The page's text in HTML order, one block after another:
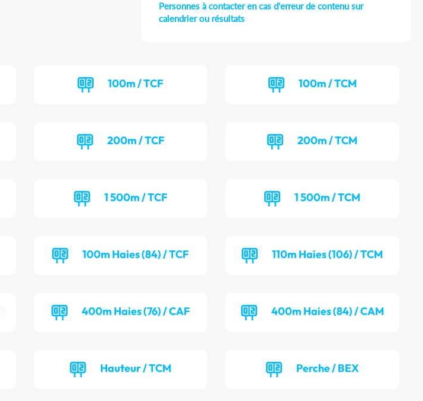
Personnes à contacter en cas d'erreur de contenu sur
calendrier ou résultats
100m / TCF 100m / TCM
200m / TCF 200m / TCM
1 500m / TCF 1 500m / TCM
100m Haies (84) / TCF 110m Haies (106) / TCM
400m Haies (76) / CAF 400m Haies (84) / CAM
Hauteur / TCM Perche / BEX